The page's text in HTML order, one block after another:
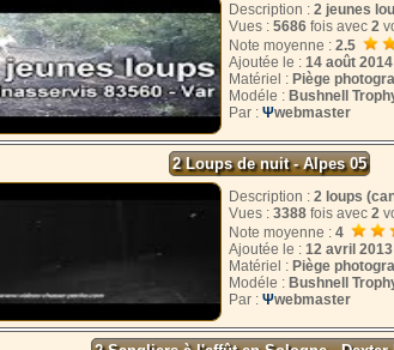
Description : 2 jeunes
Vues : 5686 fois avec 2
Note moyenne : 2.5
Ajoutée le : 14 août
Matériel : Piège
Modéle : Bushnell
Par : Ψwebmaster
2 Loups de nuit - Alpes 05
Description : 2 loups
Vues : 3388 fois avec 2
Note moyenne : 4
Ajoutée le : 12 avril
Matériel : Piège
Modéle : Bushnell
Par : Ψwebmaster